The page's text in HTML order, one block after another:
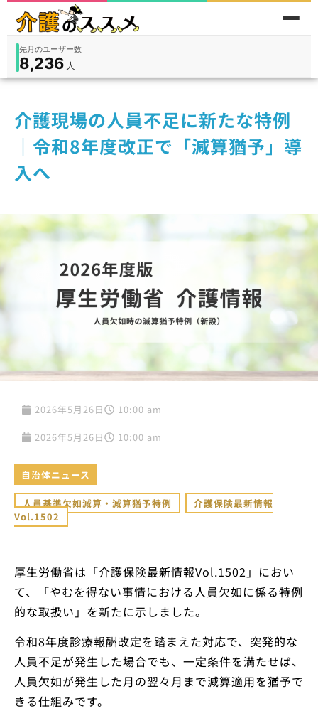
在宅9,360入所3,194
人
累計問い合わせ数
185件
介護現場の人員不足に新たな特例
｜令和8年度改正で「減算猶予」導
入へ
2026年5月26日 10:00 am
2026年5月26日 10:00 am
自治体ニュース
人員基準欠如減算・減算猶予特例 ,
介護保険最新情報
Vol.1502
厚生労働省は「介護保険最新情報Vol.1502」におい
て、「やむを得ない事情における人員欠如に係る特例
的な取扱い」を新たに示しました。
令和8年度診療報酬改定を踏まえた対応で、突発的な
人員不足が発生した場合でも、一定条件を満たせば、
人員欠如が発生した月の翌々月まで減算適用を猶予で
きる仕組みです。